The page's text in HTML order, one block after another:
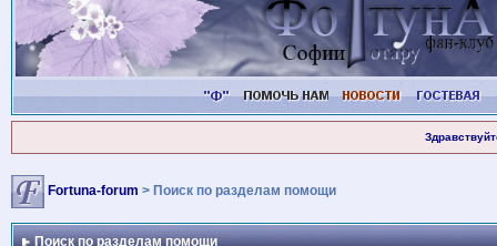
Fortuna-forum > Поиск по разделам помощи
Поиск по разделам помощи